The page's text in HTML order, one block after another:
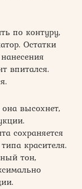
по контуру,
Остатки
впитался.
высохнет,
сохраняется
красителя.
тон,